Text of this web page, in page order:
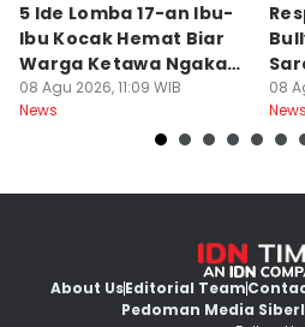
5 Ide Lomba 17-an Ibu-
Ibu Kocak Hemat Biar
Warga Ketawa Ngakak
Pas Hari Kemerdekaan
08 Agu 2026, 11:09 WIB
News
08
News
About UsEditorial Team
Pedoman Media Siber